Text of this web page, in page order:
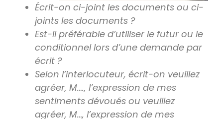
Écrit-on ci-joint les documents ou ci-
joints les documents ?
Est-il préférable d’utiliser le futur ou le
conditionnel lors d’une demande par
écrit ?
Selon l’interlocuteur, écrit-on veuillez
agréer, M…., l’expression de mes
sentiments dévoués ou veuillez
agréer, M…, l’expression de mes